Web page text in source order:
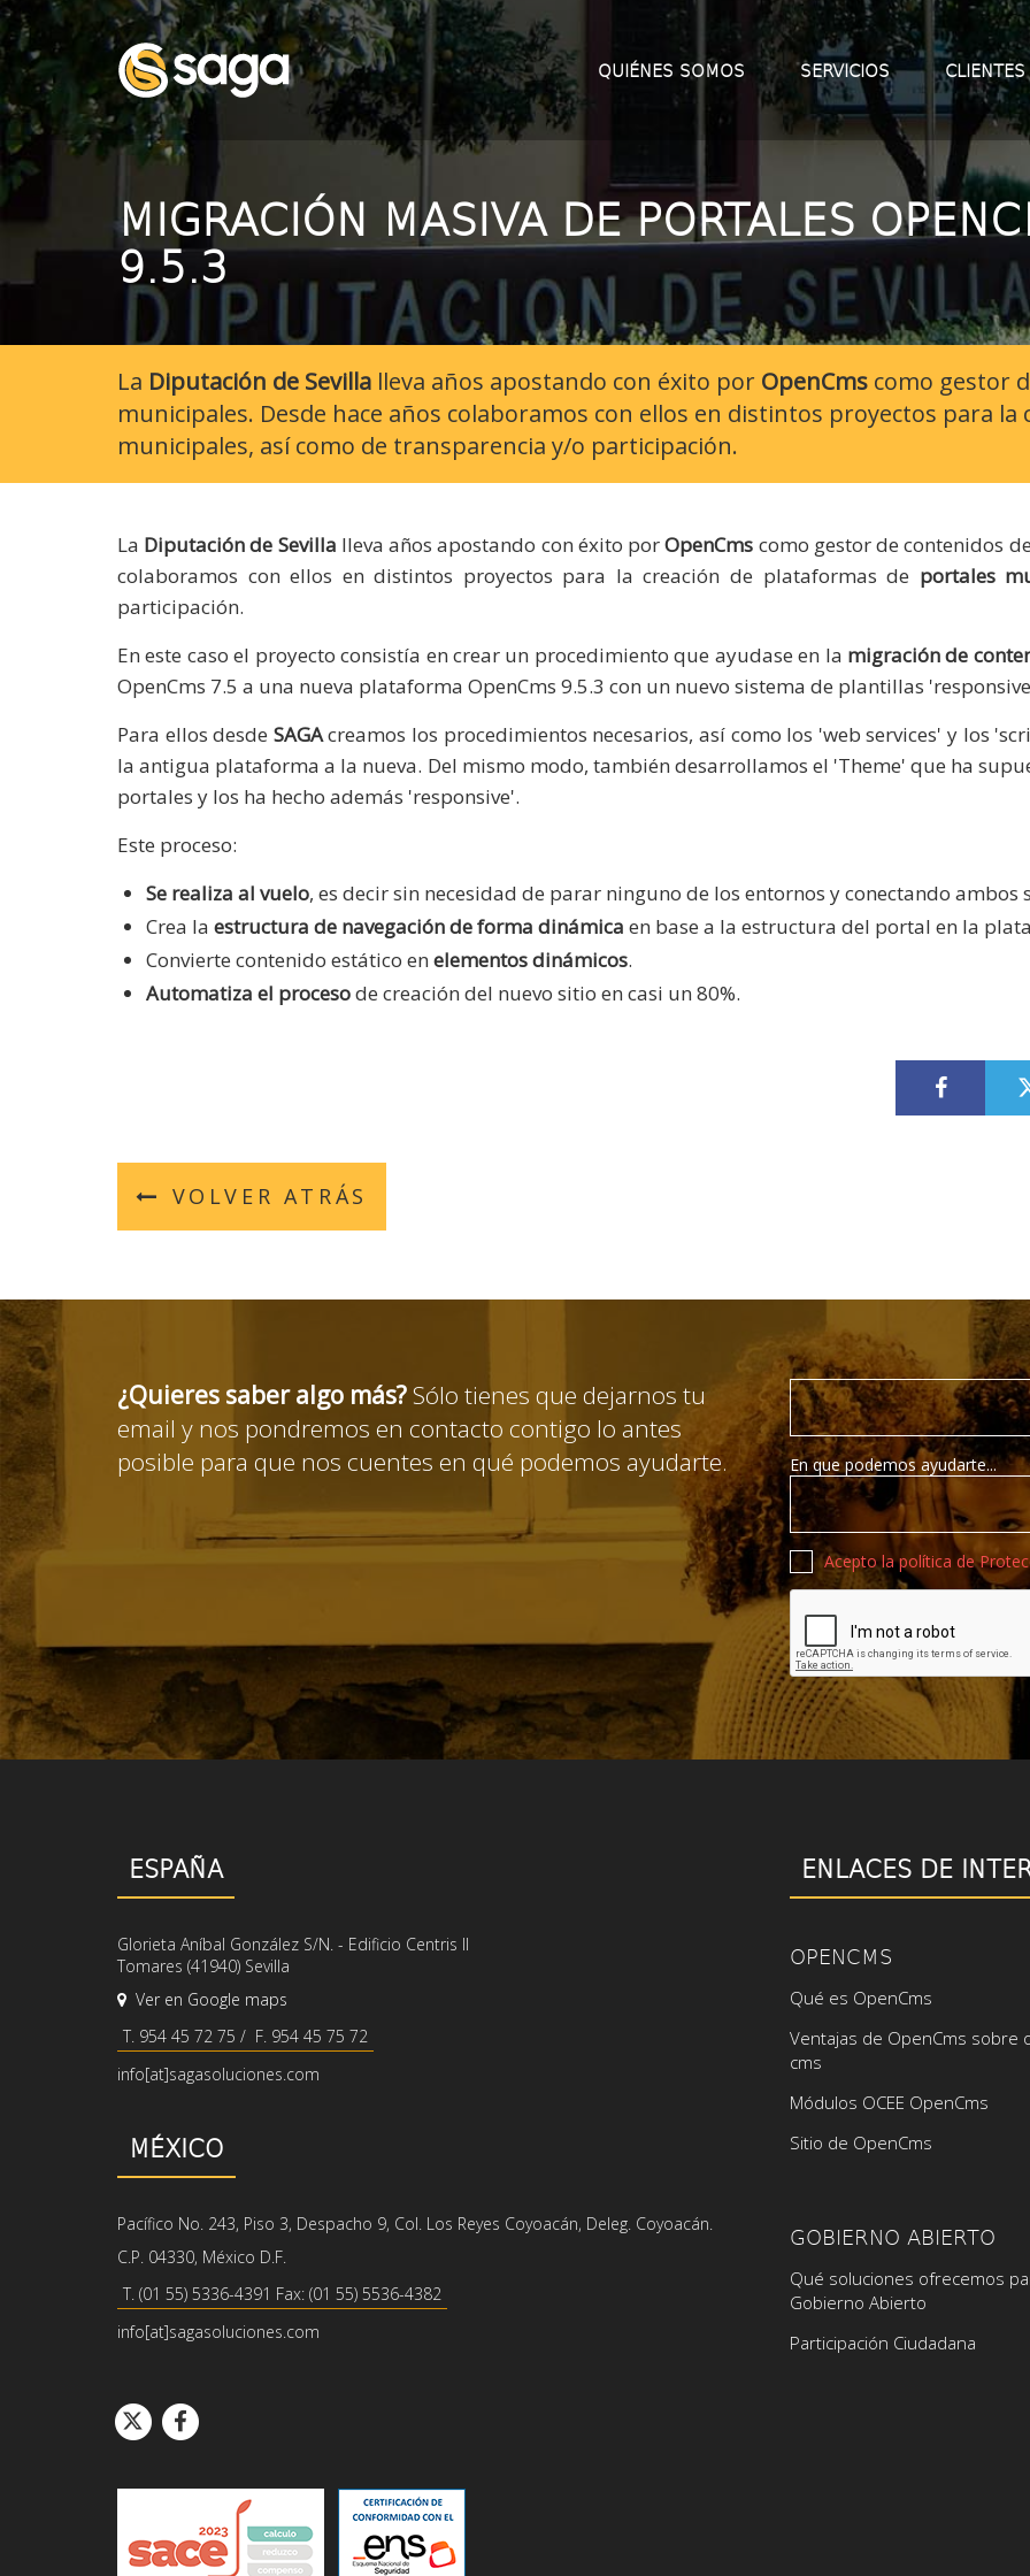
Ir al contenido principal de la página
???label.access.jump.header???
???label.access.jump.footer???
???label.access.jump.menu???
QUIÉNES SOMOS SERVICIOS CLIENTES
MIGRACIÓN MASIVA DE PORTALES
9.5.3
La Diputación de Sevilla lleva años apostando con éxito por OpenCms como gestor
municipales. Desde hace años colaboramos con ellos en distintos proyectos para
municipales, así como de transparencia y/o participación.
La Diputación de Sevilla lleva años apostando con éxito porOpenCms como gestor de contenidos
colaboramos con ellos en distintos proyectos para la creación de plataformas de portales
participación.
En este caso el proyecto consistía en crear un procedimiento que ayudase en la migración de
OpenCms 7.5 a una nueva plataforma OpenCms 9.5.3 con un nuevo sistema de plantillas
Para ellos desde SAGAcreamos los procedimientos necesarios, así como los 'web services' y los
la antigua plataforma a la nueva. Del mismo modo, también desarrollamos el 'Theme' que ha
portales y los ha hecho además 'responsive'.
Este proceso:
Se realiza al vuelo, es decir sin necesidad de parar ninguno de los entornos y conectando
Crea la estructura de navegación de forma dinámica en base a la estructura del portal en la
Convierte contenido estático en elementos dinámicos.
Automatiza el procesode creación del nuevo sitio en casi un 80%.
VOLVER ATRÁS
¿Quieres saber algo más? Sólo tienes que dejarnos tu
email y nos pondremos en contacto contigo lo antes
posible para que nos cuentes en qué podemos ayudarte.
Email
En que podemos ayudarte...
Política de privacidad
Acepto la política de
Recaptcha de Google
ESPAÑA
Glorieta Aníbal González S/N. - Edificio Centris II
Tomares (41940) Sevilla
Ver en Google maps
T. 954 45 72 75 / F. 954 45 75 72
info[at]sagasoluciones.com
MÉXICO
Pacífico No. 243, Piso 3, Despacho 9, Col. Los Reyes Coyoacán, Deleg. Coyoacán.
C.P. 04330, México D.F.
T. (01 55) 5336-4391 Fax: (01 55) 5536-4382
info[at]sagasoluciones.com
Icono de círculo
Icono de Twitter
Icono de círculo
Icono de Facebook
ENLACES DE
OPENCMS
Qué es OpenCms
Ventajas de OpenCms sobre
cms
Módulos OCEE OpenCms
Sitio de OpenCms
GOBIERNO ABIERTO
Qué soluciones ofrecemos
Gobierno Abierto
Participación Ciudadana